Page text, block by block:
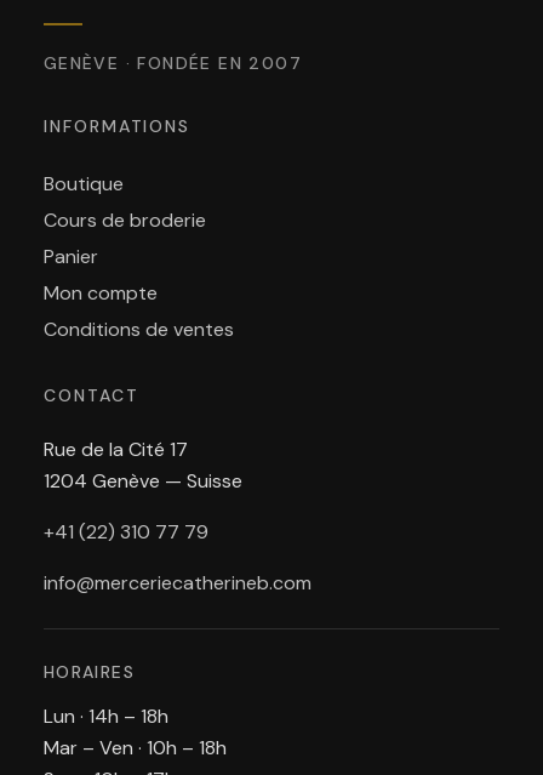
GENÈVE · FONDÉE EN 2007
INFORMATIONS
Boutique
Cours de broderie
Panier
Mon compte
Conditions de ventes
CONTACT
Rue de la Cité 17
1204 Genève — Suisse
+41 (22) 310 77 79
info@merceriecatherineb.com
HORAIRES
Lun · 14h – 18h
Mar – Ven · 10h – 18h